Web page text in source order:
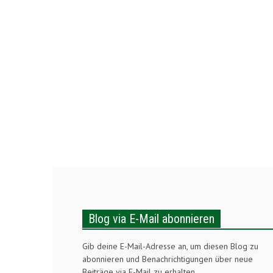
Blog via E-Mail abonnieren
Gib deine E-Mail-Adresse an, um diesen Blog zu
abonnieren und Benachrichtigungen über neue